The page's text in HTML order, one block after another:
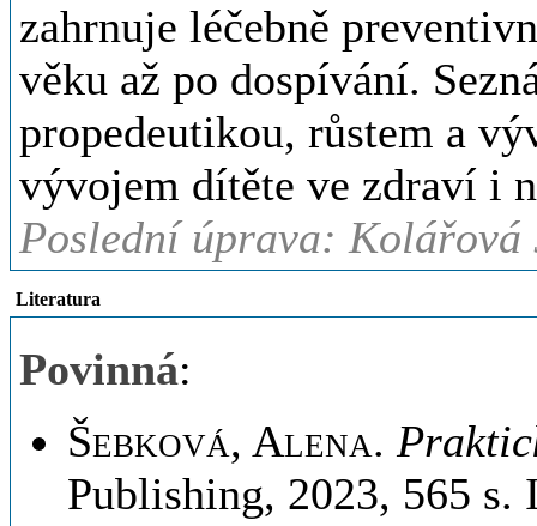
zahrnuje léčebně
věku až po dospívání.
propedeutikou, růstem a
vývojem dítěte ve zdraví i
Poslední úprava: Kolářová
Literatura
Povinná:
Šebková, Alena.
Publishing, 2023, 565